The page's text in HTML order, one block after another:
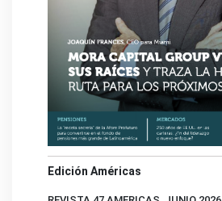
Edición Américas